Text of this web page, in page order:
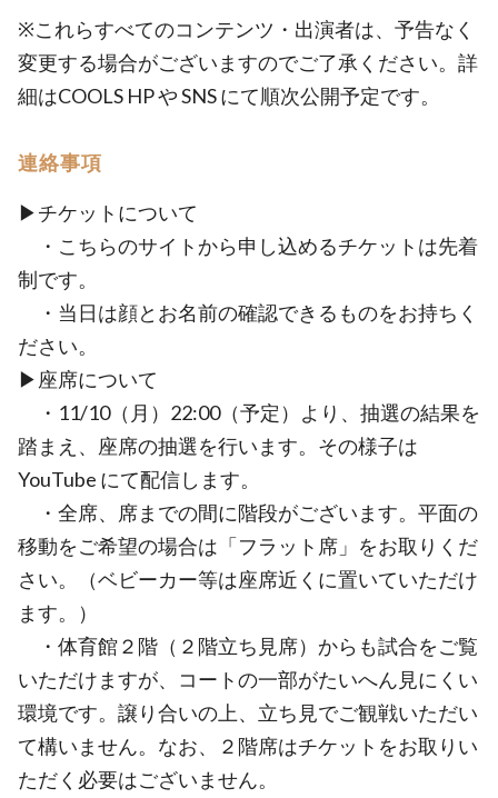
※これらすべてのコンテンツ・出演者は、予告なく
変更する場合がございますのでご了承ください。詳
細はCOOLS HP や SNS にて順次公開予定です。
連絡事項
▶︎チケットについて
・こちらのサイトから申し込めるチケットは先着
制です。
・当日は顔とお名前の確認できるものをお持ちく
ださい。
▶座席について
・11/10（月）22:00（予定）より、抽選の結果を
踏まえ、座席の抽選を行います。その様子は
YouTube にて配信します。
・全席、席までの間に階段がございます。平面の
移動をご希望の場合は「フラット席」をお取りくだ
さい。（ベビーカー等は座席近くに置いていただけ
ます。）
・体育館２階（２階立ち見席）からも試合をご覧
いただけますが、コートの一部がたいへん見にくい
環境です。譲り合いの上、立ち見でご観戦いただい
て構いません。なお、２階席はチケットをお取りい
ただく必要はございません。